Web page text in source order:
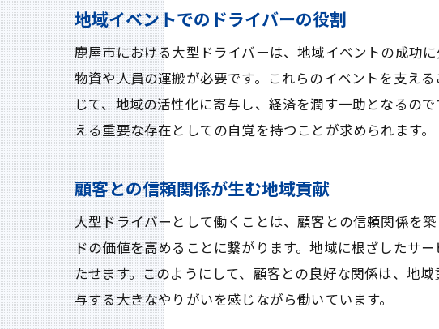
ドライ
交通量
地域密
ルート配
物流業
鹿屋市
ドライ
地域文化
地域イベントでのドライバーの役割
鹿屋市における大型ドライバーは、地域イベントの成功
物資や人員の運搬が必要です。これらのイベントを支え
じて、地域の活性化に寄与し、経済を潤す一助となるの
える重要な存在としての自覚を持つことが求められます。
顧客との信頼関係が生む地域貢献
大型ドライバーとして働くことは、顧客との信頼関係を
ドの価値を高めることに繋がります。地域に根ざしたサ
たせます。このようにして、顧客との良好な関係は、地
与する大きなやりがいを感じながら働いています。